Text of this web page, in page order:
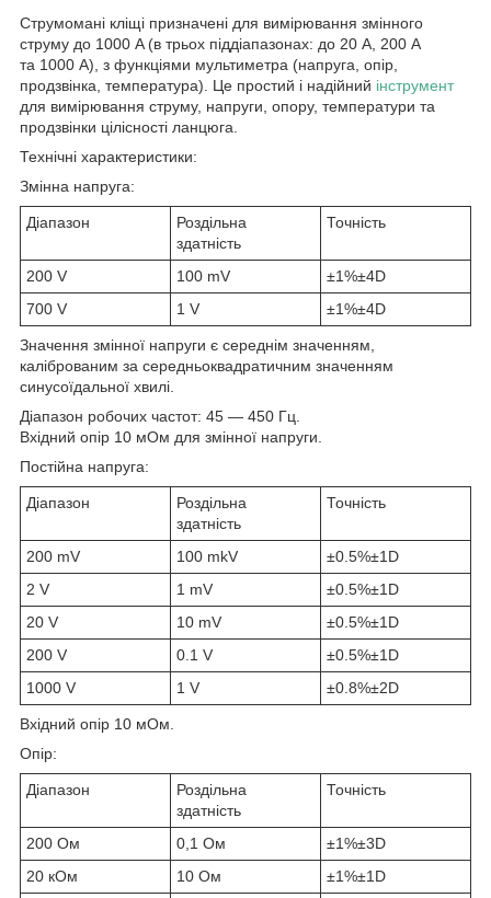
Струмомані кліщі призначені для вимірювання змінного
струму до 1000 A (в трьох піддіапазонах: до 20 А, 200 А
та 1000 А), з функціями мультиметра (напруга, опір,
продзвінка, температура). Це простий і надійний інструмент
для вимірювання струму, напруги, опору, температури та
продзвінки цілісності ланцюга.
Технічні характеристики:
Змінна напруга:
Діапазон
Роздільна
здатність
Точність
200 V 100 mV
±1%±4D
700 V
1 V ±1%±4D
Значення змінної напруги є середнім значенням,
каліброваним за середньоквадратичним значенням
синусоїдальної хвилі.
Діапазон робочих частот: 45 — 450 Гц.
Вхідний опір 10 мОм для змінної напруги.
Постійна напруга:
Діапазон
Роздільна
здатність
Точність
200 mV 100 mkV
±0.5%±1D
2 V
1 mV
±0.5%±1D
20 V
10 mV
±0.5%±1D
200 V
0.1 V
±0.5%±1D
1000 V
1 V ±0.8%±2D
Вхідний опір 10 мОм.
Опір:
Діапазон
Роздільна
здатність
Точність
200 Ом 0,1 Ом
±1%±3D
20 кОм
10 Ом
±1%±1D